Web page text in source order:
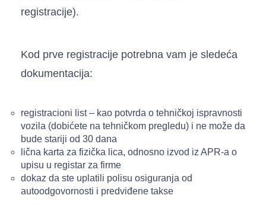
registracije).
Kod prve registracije potrebna vam je sledeća
dokumentacija:
registracioni list – kao potvrda o tehničkoj ispravnosti
vozila (dobićete na tehničkom pregledu) i ne može da
bude stariji od 30 dana
lična karta za fizička lica, odnosno izvod iz APR-a o
upisu u registar za firme
dokaz da ste uplatili polisu osiguranja od
autoodgovornosti i predviđene takse